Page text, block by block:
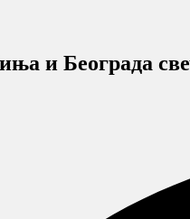
и Београда